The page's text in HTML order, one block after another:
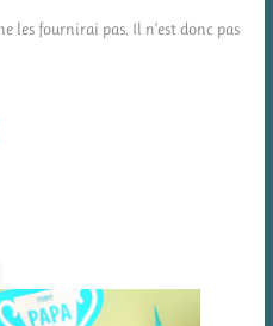
les fournirai pas. Il n’est donc pas